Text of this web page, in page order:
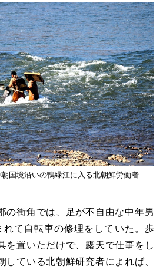
国境沿いの鴨緑江に入る北朝鮮労働者
の街角では、足が不自由な中年男
れて自転車の修理をしていた。歩
を置いただけで、露天で仕事をし
している北朝鮮研究者によれば、